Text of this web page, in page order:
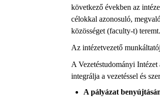
következő években az
célokkal azonosuló,
közösséget (faculty-t)
Az intézetvezető
A Vezetéstudományi
integrálja a vezetéssel és
A pályázat